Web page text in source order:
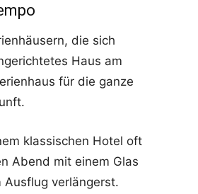
die sich
Haus am
für die ganze
klassischen Hotel oft
Abend mit einem Glas
verlängerst.